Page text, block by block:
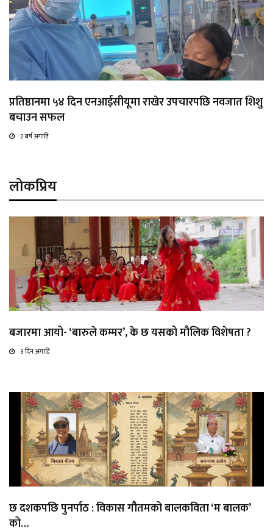
प्रतिष्ठानमा ५४ दिन एनआईसीयूमा राखेर उपचारपछि नवजात शिशु
बचाउन सफल
2 बर्ष अगाडि
लोकप्रिय
बजारमा आयो- ‘बारुले कम्मर’, के छ यसको मौलिक विशेषता ?
3 दिन अगाडि
छ दशकपछि पुनर्पाठ : विकास गौतमको बालकविता ‘म बालक’
को…